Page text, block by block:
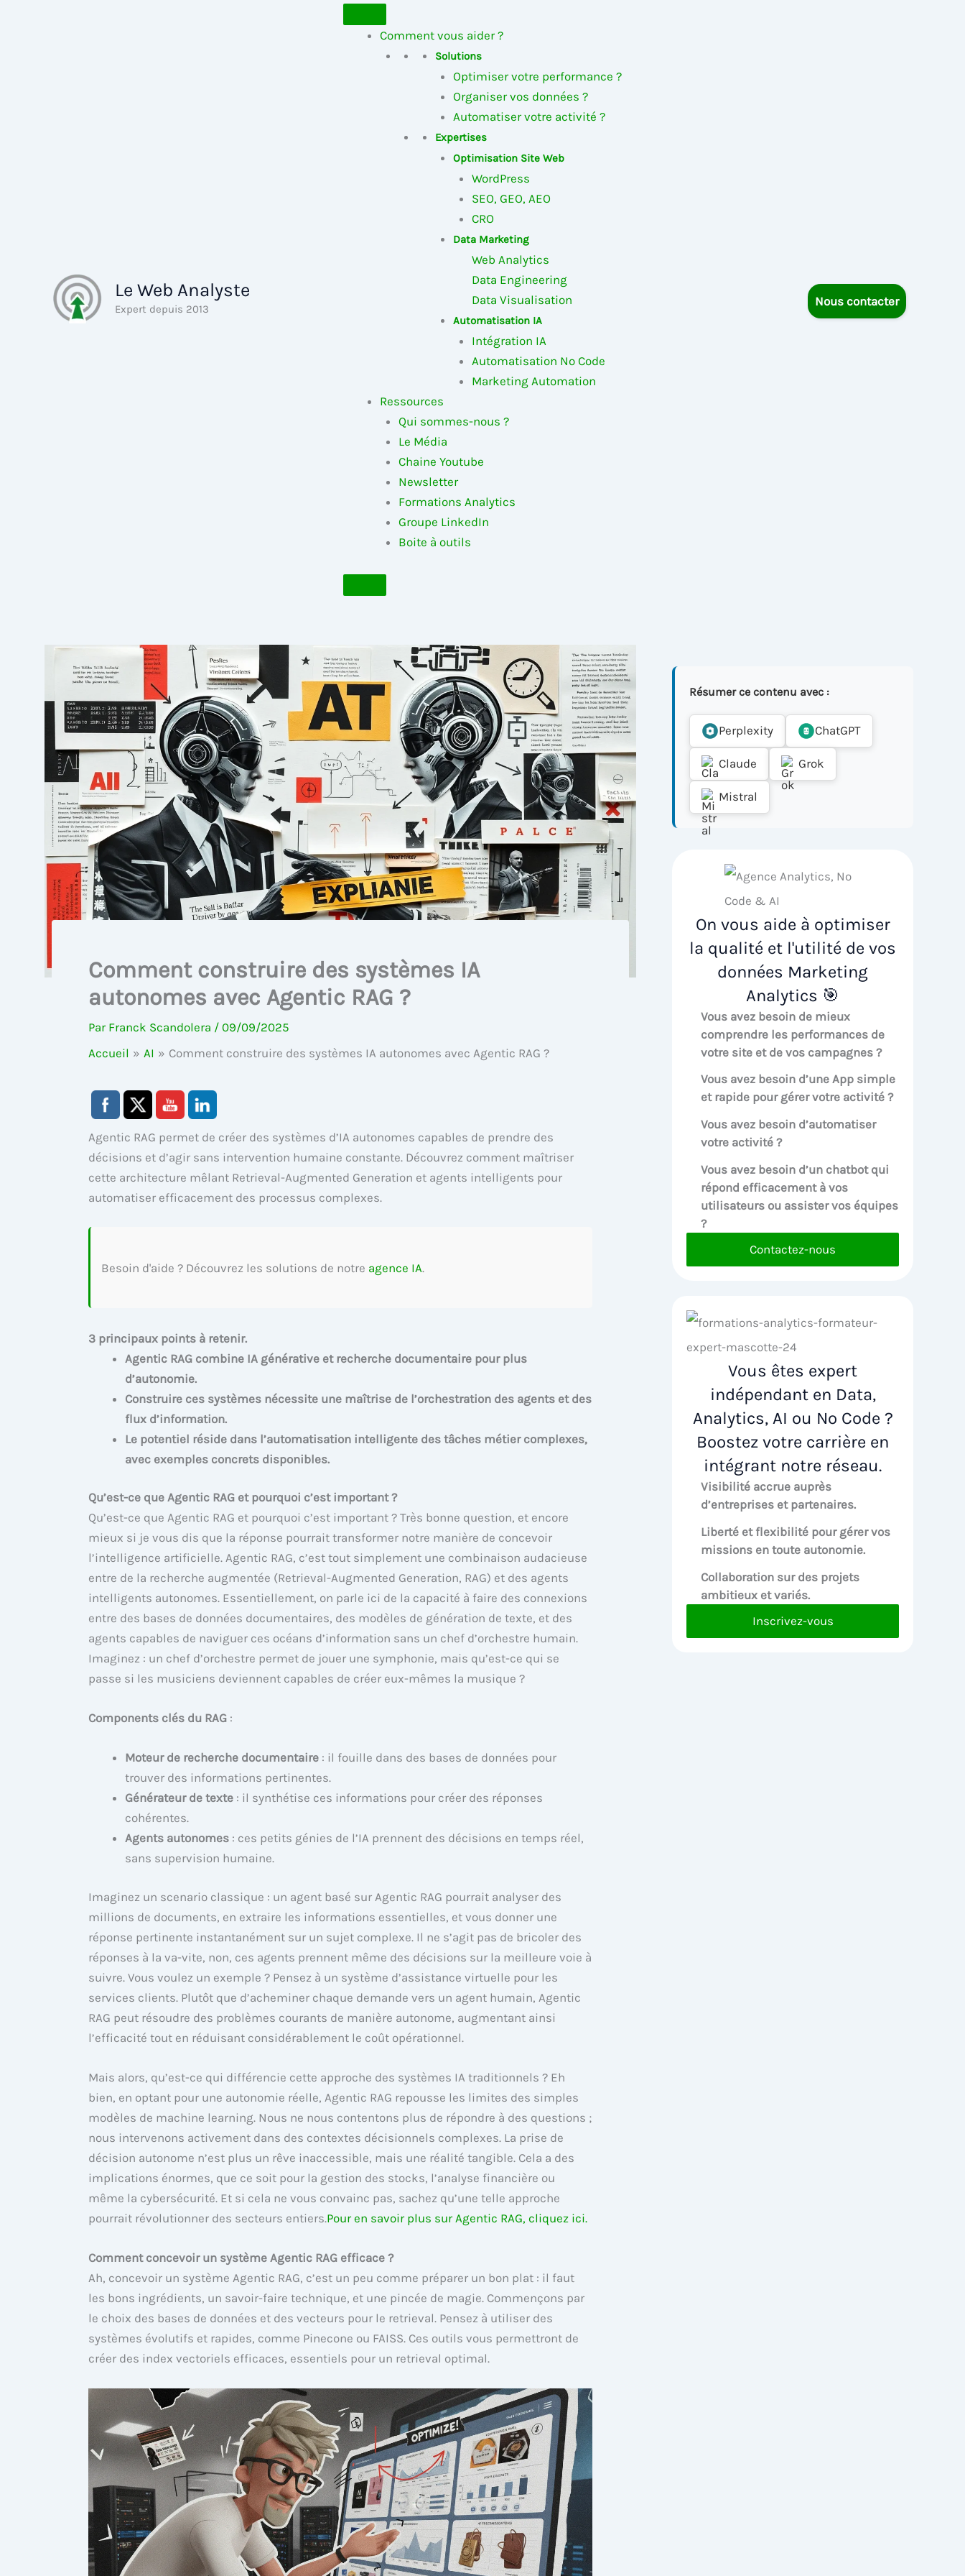
Le Web Analyste
Expert depuis 2013
Comment vous aider ?
Solutions
Optimiser votre performance ?
Organiser vos données ?
Automatiser votre activité ?
Expertises
Optimisation Site Web
WordPress
SEO, GEO, AEO
CRO
Data Marketing
Web Analytics
Data Engineering
Data Visualisation
Automatisation IA
Intégration IA
Automatisation No Code
Marketing Automation
Ressources
Qui sommes-nous ?
Le Média
Chaine Youtube
Newsletter
Formations Analytics
Groupe LinkedIn
Boite à outils
Nous contacter
Comment construire des systèmes IA
autonomes avec Agentic RAG ?
Par Franck Scandolera / 09/09/2025
Accueil
AI Comment construire des systèmes IA autonomes avec Agentic RAG ?
Agentic RAG permet de créer des systèmes d’IA autonomes capables de prendre des
décisions et d’agir sans intervention humaine constante. Découvrez comment maîtriser
cette architecture mêlant Retrieval-Augmented Generation et agents intelligents pour
automatiser efficacement des processus complexes.
Besoin d'aide ? Découvrez les solutions de notre agence IA.
3 principaux points à retenir.
Agentic RAG combine IA générative et recherche documentaire pour plus
d’autonomie.
Construire ces systèmes nécessite une maîtrise de l’orchestration des agents et des
flux d’information.
Le potentiel réside dans l’automatisation intelligente des tâches métier complexes,
avec exemples concrets disponibles.
Qu’est-ce que Agentic RAG et pourquoi c’est important ?
Qu’est-ce que Agentic RAG et pourquoi c’est important ? Très bonne question, et encore
mieux si je vous dis que la réponse pourrait transformer notre manière de concevoir
l’intelligence artificielle. Agentic RAG, c’est tout simplement une combinaison audacieuse
entre de la recherche augmentée (Retrieval-Augmented Generation, RAG) et des agents
intelligents autonomes. Essentiellement, on parle ici de la capacité à faire des connexions
entre des bases de données documentaires, des modèles de génération de texte, et des
agents capables de naviguer ces océans d’information sans un chef d’orchestre humain.
Imaginez : un chef d’orchestre permet de jouer une symphonie, mais qu’est-ce qui se
passe si les musiciens deviennent capables de créer eux-mêmes la musique ?
Components clés du RAG :
Moteur de recherche documentaire : il fouille dans des bases de données pour
trouver des informations pertinentes.
Générateur de texte : il synthétise ces informations pour créer des réponses
cohérentes.
Agents autonomes : ces petits génies de l’IA prennent des décisions en temps réel,
sans supervision humaine.
Imaginez un scenario classique : un agent basé sur Agentic RAG pourrait analyser des
millions de documents, en extraire les informations essentielles, et vous donner une
réponse pertinente instantanément sur un sujet complexe. Il ne s’agit pas de bricoler des
réponses à la va-vite, non, ces agents prennent même des décisions sur la meilleure voie à
suivre. Vous voulez un exemple ? Pensez à un système d’assistance virtuelle pour les
services clients. Plutôt que d’acheminer chaque demande vers un agent humain, Agentic
RAG peut résoudre des problèmes courants de manière autonome, augmentant ainsi
l’efficacité tout en réduisant considérablement le coût opérationnel.
Mais alors, qu’est-ce qui différencie cette approche des systèmes IA traditionnels ? Eh
bien, en optant pour une autonomie réelle, Agentic RAG repousse les limites des simples
modèles de machine learning. Nous ne nous contentons plus de répondre à des questions ;
nous intervenons activement dans des contextes décisionnels complexes. La prise de
décision autonome n’est plus un rêve inaccessible, mais une réalité tangible. Cela a des
implications énormes, que ce soit pour la gestion des stocks, l’analyse financière ou
même la cybersécurité. Et si cela ne vous convainc pas, sachez qu’une telle approche
pourrait révolutionner des secteurs entiers.Pour en savoir plus sur Agentic RAG, cliquez ici.
Comment concevoir un système Agentic RAG efficace ?
Ah, concevoir un système Agentic RAG, c’est un peu comme préparer un bon plat : il faut
les bons ingrédients, un savoir-faire technique, et une pincée de magie. Commençons par
le choix des bases de données et des vecteurs pour le retrieval. Pensez à utiliser des
systèmes évolutifs et rapides, comme Pinecone ou FAISS. Ces outils vous permettront de
créer des index vectoriels efficaces, essentiels pour un retrieval optimal.
Résumer ce contenu avec :
Perplexity ChatGPT
Claude Grok
Mistral
On vous aide à optimiser
la qualité et l'utilité de vos
données Marketing
Analytics 🎯
Vous avez besoin de mieux
comprendre les performances de
votre site et de vos campagnes ?
Vous avez besoin d’une App simple
et rapide pour gérer votre activité ?
Vous avez besoin d’automatiser
votre activité ?
Vous avez besoin d’un chatbot qui
répond efficacement à vos
utilisateurs ou assister vos équipes
?
Contactez-nous
Vous êtes expert
indépendant en Data,
Analytics, AI ou No Code ?
Boostez votre carrière en
intégrant notre réseau.
Visibilité accrue auprès
d’entreprises et partenaires.
Liberté et flexibilité pour gérer vos
missions en toute autonomie.
Collaboration sur des projets
ambitieux et variés.
Inscrivez-vous